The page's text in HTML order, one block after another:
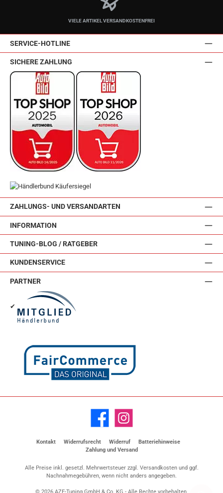
VIELE ARTIKEL VERSANDKOSTENFREI
SERVICE-HOTLINE
ZAHLUNGS- UND VERSANDARTEN
INFORMATION
TUNING-BLOG / RATGEBER
KUNDENSERVICE
SICHERE ZAHLUNG
PARTNER
✔
Facebook Instagram
Kontakt Widerrufsrecht Widerruf
Batteriehinweise
Zahlung und Versand
Alle Preise inkl. gesetzl. Mehrwertsteuer zzgl. Versandkostenund ggf.
Nachnahmegebühren, wenn nicht anders angegeben.